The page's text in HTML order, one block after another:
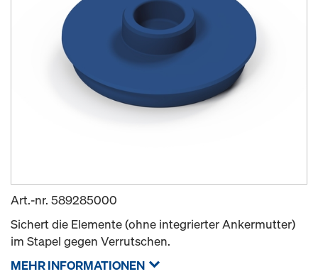
Art.-nr. 589285000
Sichert die Elemente (ohne integrierter Ankermutter)
im Stapel gegen Verrutschen.
MEHR INFORMATIONEN